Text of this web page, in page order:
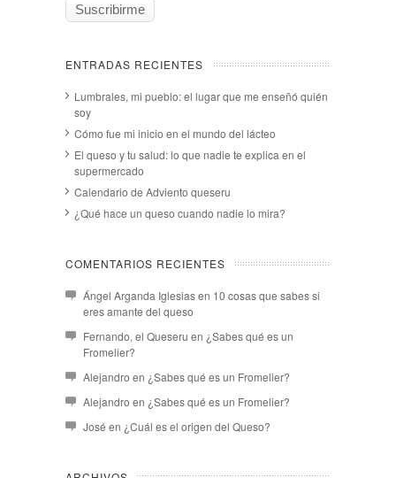
ENTRADAS RECIENTES
Lumbrales, mi pueblo: el lugar que me enseñó quién
soy
Cómo fue mi inicio en el mundo del lácteo
El queso y tu salud: lo que nadie te explica en el
supermercado
Calendario de Adviento queseru
¿Qué hace un queso cuando nadie lo mira?
COMENTARIOS RECIENTES
Ángel Arganda Iglesiasen 10 cosas que sabes si
eres amante del queso
Fernando, el Queseru en ¿Sabes qué es un
Fromelier?
Alejandro en ¿Sabes qué es un Fromelier?
Alejandro en ¿Sabes qué es un Fromelier?
José en ¿Cuál es el origen del Queso?